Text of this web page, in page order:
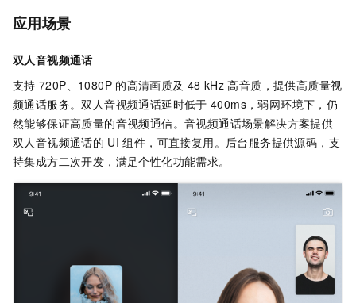
应用场景
双人音视频通话
支持 720P、1080P 的高清画质及 48 kHz 高音质，提供高质量视
频通话服务。双人音视频通话延时低于 400ms，弱网环境下，仍
然能够保证高质量的音视频通信。音视频通话场景解决方案提供
双人音视频通话的 UI 组件，可直接复用。后台服务提供源码，支
持集成方二次开发，满足个性化功能需求。